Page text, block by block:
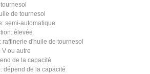
de tournesol
semi-automatique
élevée
raffinerie d'huile de tournesol
V ou autre
de la capacité
dépend de la capacité